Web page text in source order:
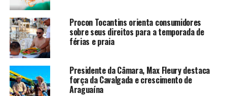
Procon Tocantins orienta consumidores
sobre seus direitos para a temporada de
férias e praia
Presidente da Câmara, Max Fleury destaca
força da Cavalgada e crescimento de
Araguaína